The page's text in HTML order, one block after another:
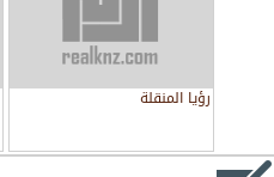
رؤيا المنقلة